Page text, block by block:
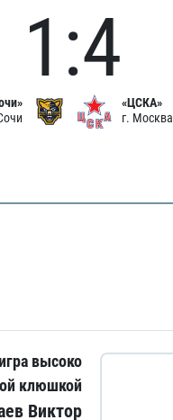
1:4
«ЦСКА»
г. Москва
высоко
клюшкой
Виктор